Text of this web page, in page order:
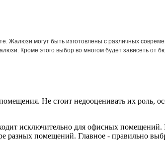
Жалюзи могут быть изготовлены с различных
Кроме этого выбор во многом будет зависеть от
Не стоит недооценивать их роль,
исключительно для офисных помещений.
разных помещений. Главное - правильно